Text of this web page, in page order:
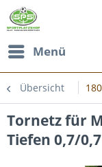
Menü
Übersicht
Tornetz für
Tiefen 0,7/